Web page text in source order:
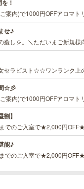
！
せ♪
☆彡
】
能♪